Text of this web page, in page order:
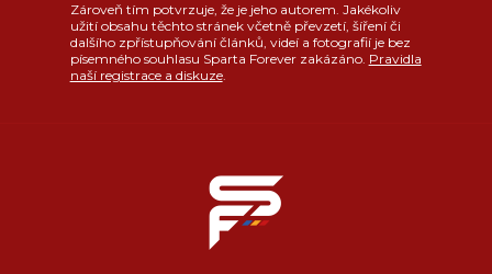
Zároveň tím potvrzuje, že je jeho autorem. Jakékoliv
užití obsahu těchto stránek včetně převzetí, šíření či
dalšího zpřístupňování článků, videí a fotografií je bez
písemného souhlasu Sparta Forever zakázáno. Pravidla
naší registrace a diskuze.